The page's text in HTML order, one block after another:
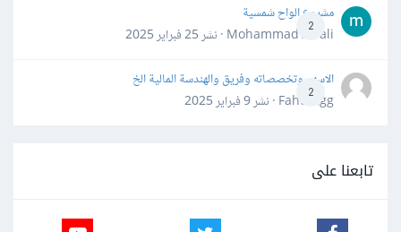
2
مشروع الواح شمسية
Mohammad Awali · نشر
25 فبراير 2025
2
الاسهم وتخصصاته وفريق والهندسة المالية الخ
Fahd Ggg · نشر
9 فبراير 2025
تابعنا على